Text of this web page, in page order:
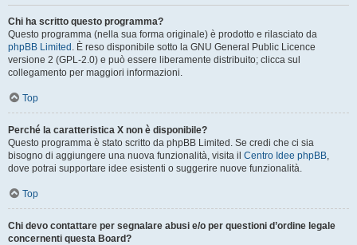
Chi ha scritto questo programma?
Questo programma (nella sua forma originale) è prodotto e rilasciato da
phpBB Limited . È reso disponibile sotto la GNU General Public Licence
versione 2 (GPL-2.0) e può essere liberamente distribuito; clicca sul
collegamento per maggiori informazioni.
Top
Perché la caratteristica X non è disponibile?
Questo programma è stato scritto da phpBB Limited. Se credi che ci sia
bisogno di aggiungere una nuova funzionalità, visita il Centro Idee phpBB,
dove potrai supportare idee esistenti o suggerire nuove funzionalità.
Top
Chi devo contattare per segnalare abusi e/o per questioni d’ordine legale
concernenti questa Board?